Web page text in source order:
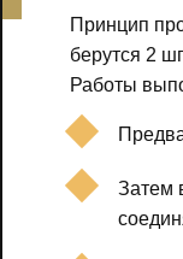
Принцип
берутся 2
Работы
Затем